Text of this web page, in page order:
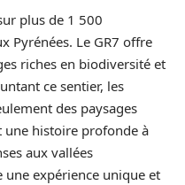
plus de 1 500
Pyrénées. Le GR7 offre
riches en biodiversité et
ce sentier, les
des paysages
une histoire profonde à
aux vallées
expérience unique et